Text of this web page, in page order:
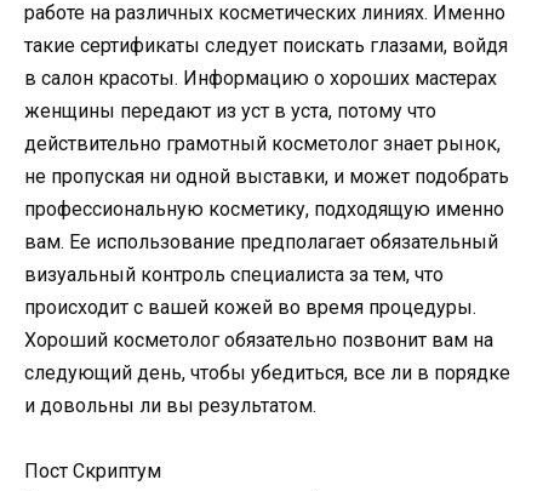
работе на различных косметических линиях. Именно
такие сертификаты следует поискать глазами, войдя
в салон красоты. Информацию о хороших мастерах
женщины передают из уст в уста, потому что
действительно грамотный косметолог знает рынок,
не пропуская ни одной выставки, и может подобрать
профессиональную косметику, подходящую именно
вам. Ее использование предполагает обязательный
визуальный контроль специалиста за тем, что
происходит с вашей кожей во время процедуры.
Хороший косметолог обязательно позвонит вам на
следующий день, чтобы убедиться, все ли в порядке
и довольны ли вы результатом.
Пост Скриптум